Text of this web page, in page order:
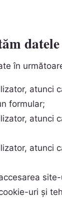
datele
în
atunci
formular;
atunci
atunci
uri și